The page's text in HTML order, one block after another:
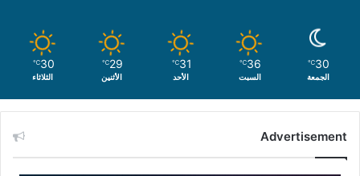
30
℃
الجمعة
36
℃
السبت
31
℃
الأحد
29
℃
الأثنين
30
℃
الثلاثاء
Advertisement